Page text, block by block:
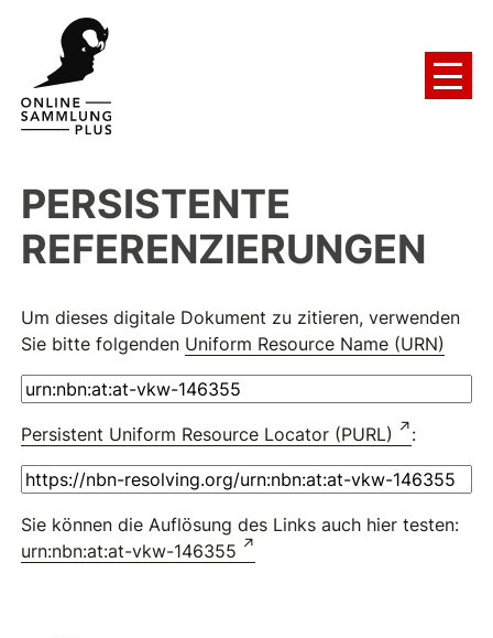
PERSISTENTE
REFERENZIERUNGEN
Um dieses digitale Dokument zu zitieren, verwenden
Sie bitte folgenden Uniform Resource Name (URN)
Persistent Uniform Resource Locator (PURL) :
Sie können die Auflösung des Links auch hier testen:
urn:nbn:at:at-vkw-146355